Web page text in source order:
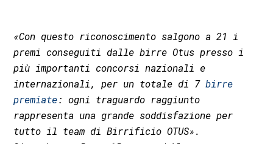
«Con questo riconoscimento salgono a 21 i
premi conseguiti dalle birre Otus presso i
più importanti concorsi nazionali e
internazionali, per un totale di 7birre
premiate: ogni traguardo raggiunto
rappresenta una grande soddisfazione per
tutto il team di Birrificio OTUS».